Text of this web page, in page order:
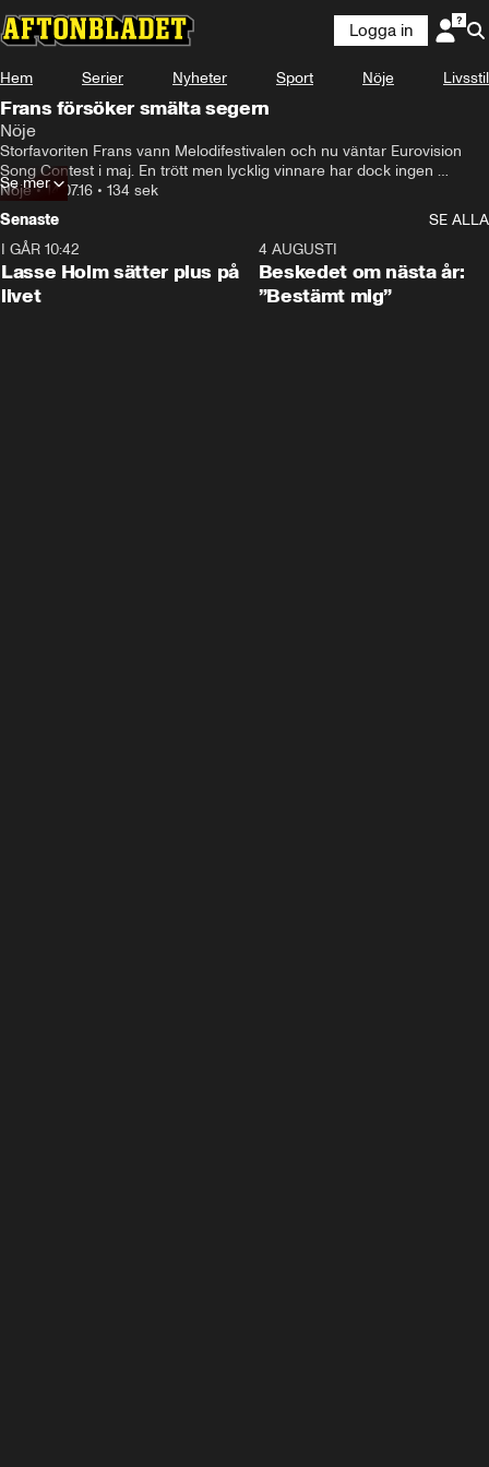
Logga in
Hem Serier Nyheter Sport Nöje Livsstil
Frans försöker smälta segern
Nöje
Storfavoriten Frans vann Melodifestivalen och nu väntar Eurovision
Song Contest i maj. En trött men lycklig vinnare har dock ingen
brådska med att börja ögna konkurrensen i Stockholm än.
Nöje•14.07.16 • 134 sek
Se mer
Senaste
SE ALLA
I GÅR 10:42
Lasse Holm sätter plus på
livet
4 AUGUSTI
Beskedet om nästa år:
”Bestämt mig”